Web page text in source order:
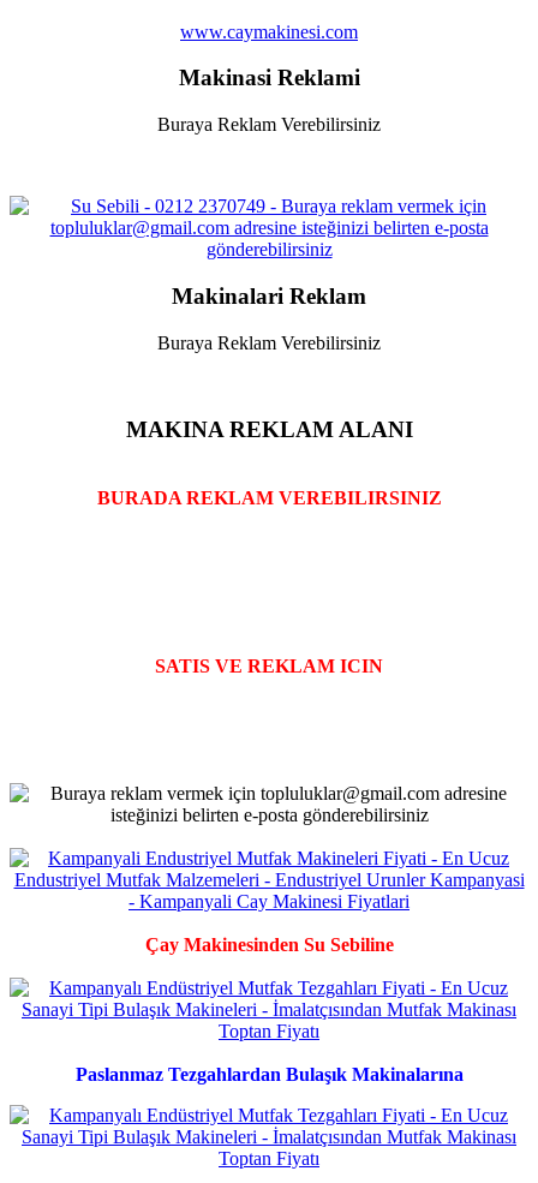
www.caymakinesi.com
Makinasi Reklami
Buraya Reklam Verebilirsiniz
Makinalari Reklam
Buraya Reklam Verebilirsiniz
MAKINA REKLAM ALANI
BURADA REKLAM VEREBILIRSINIZ
SATIS VE REKLAM ICIN
Çay Makinesinden Su Sebiline
Paslanmaz Tezgahlardan Bulaşık Makinalarına